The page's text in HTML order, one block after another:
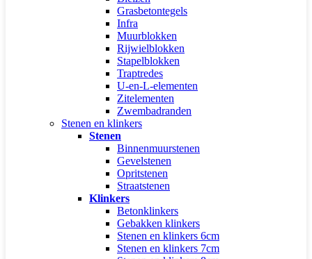
Grasbetontegels
Infra
Muurblokken
Rijwielblokken
Stapelblokken
Traptredes
U-en-L-elementen
Zitelementen
Zwembadranden
Stenen en klinkers
Stenen
Binnenmuurstenen
Gevelstenen
Opritstenen
Straatstenen
Klinkers
Betonklinkers
Gebakken klinkers
Stenen en klinkers 6cm
Stenen en klinkers 7cm